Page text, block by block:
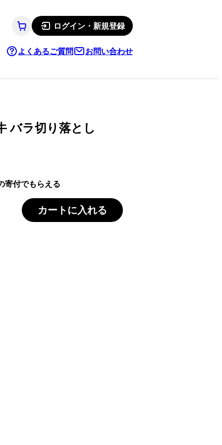
ログイン・新規登録
よくあるご質問 お問い合わせ
バラ切り落とし
寄付でもらえる
カートに入れる